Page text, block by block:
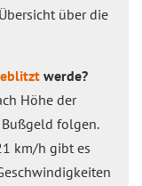
über die
werde?
Höhe der
folgen.
km/h gibt es